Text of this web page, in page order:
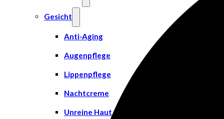
Gesicht
Anti-Aging
Augenpflege
Lippenpflege
Nachtcreme
Unreine Haut & Akne